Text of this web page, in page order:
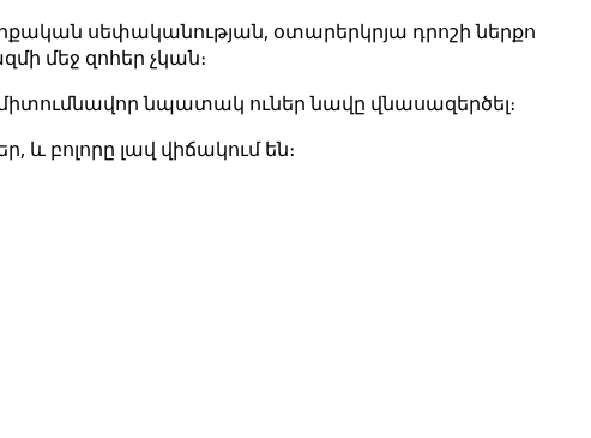
սեփականության, օտարերկրյա դրոշի ներքո
մեջ զոհեր չկան։
միտումնավոր նպատակ ուներ նավը վնասազերծել։
բոլորը լավ վիճակում են։